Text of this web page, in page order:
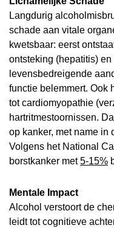
Langdurig
schade aan vitale
kwetsbaar: eerst
ontsteking (hepatitis)
levensbedreigende
functie belemmert. Ook
tot cardiomyopathie
hartritmestoornissen.
op kanker, met name in
Volgens het National
borstkanker met5-15%
Mentale Impact
Alcohol verstoort de
leidt tot cognitieve